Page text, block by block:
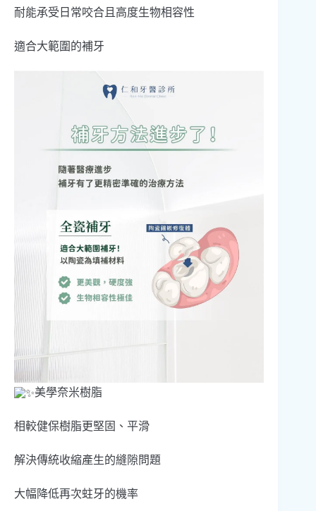
耐能承受日常咬合且高度生物相容性
適合大範圍的補牙
美學奈米樹脂
相較健保樹脂更堅固、平滑
解決傳統收縮產生的縫隙問題
大幅降低再次蛀牙的機率